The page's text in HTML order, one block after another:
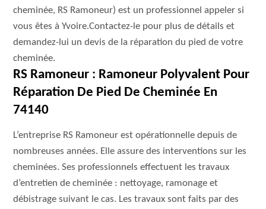
cheminée, RS Ramoneur) est un professionnel appeler si
vous êtes à Yvoire.Contactez-le pour plus de détails et
demandez-lui un devis de la réparation du pied de votre
cheminée.
RS Ramoneur : Ramoneur Polyvalent Pour
Réparation De Pied De Cheminée En
74140
L’entreprise RS Ramoneur est opérationnelle depuis de
nombreuses années. Elle assure des interventions sur les
cheminées. Ses professionnels effectuent les travaux
d’entretien de cheminée : nettoyage, ramonage et
débistrage suivant le cas. Les travaux sont faits par des